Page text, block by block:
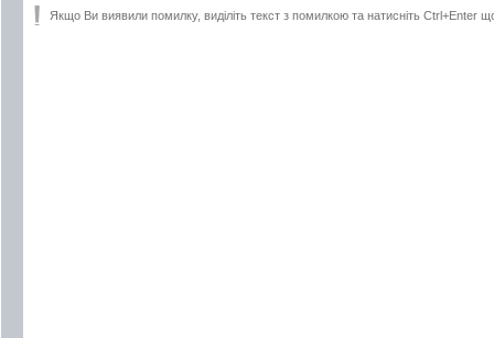
Якщо Ви виявили помилку, виділіть текст з помилкою та натисніть Ctrl+Enter